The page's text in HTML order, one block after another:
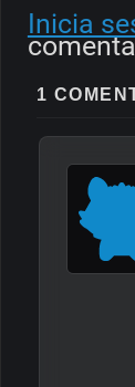
Inicia
1